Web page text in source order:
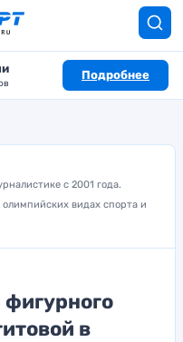
Подробнее
с 2001 года.
видах спорта и
в